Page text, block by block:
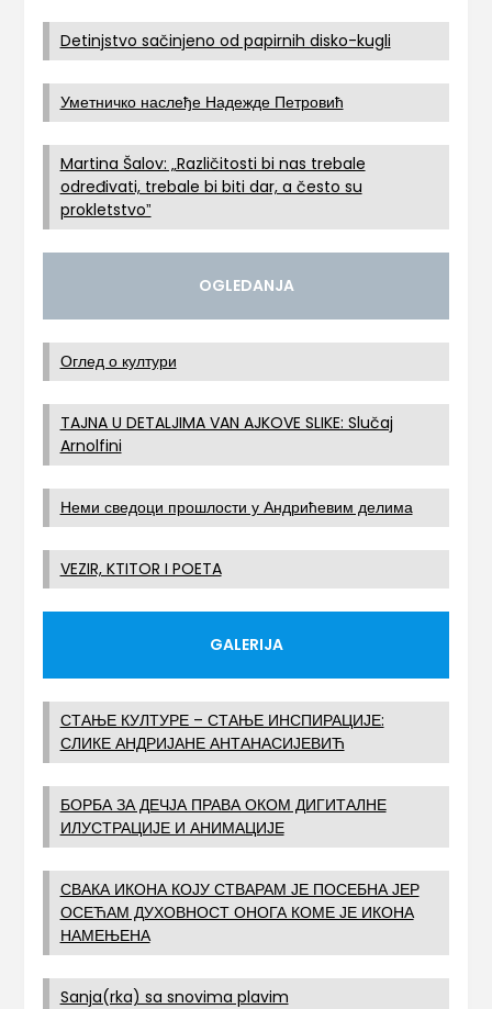
Detinjstvo sačinjeno od papirnih disko-kugli
Уметничко наслеђе Надежде Петровић
Martina Šalov: „Različitosti bi nas trebale
određivati, trebale bi biti dar, a često su
prokletstvoˮ
OGLEDANJA
Оглед о култури
TAJNA U DETALJIMA VAN AJKOVE SLIKE: Slučaj
Arnolfini
Неми сведоци прошлости у Андрићевим делима
VEZIR, KTITOR I POETA
GALERIJA
СТАЊЕ КУЛТУРЕ – СТАЊЕ ИНСПИРАЦИЈЕ:
СЛИКЕ АНДРИЈАНЕ АНТАНАСИЈЕВИЋ
БОРБА ЗА ДЕЧЈА ПРАВА ОКОМ ДИГИТАЛНЕ
ИЛУСТРАЦИЈЕ И АНИМАЦИЈЕ
СВАКА ИКОНА КОЈУ СТВАРАМ ЈЕ ПОСЕБНА ЈЕР
ОСЕЋАМ ДУХОВНОСТ ОНОГА КОМЕ ЈЕ ИКОНА
НАМЕЊЕНА
Sanja(rka) sa snovima plavim